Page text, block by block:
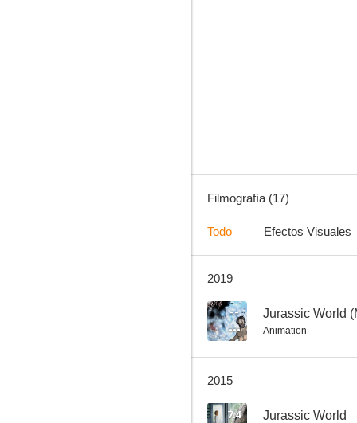
6.8
Filmografía (17)
Todo Efectos Visuales
2019
-- Jurassic World
Animation
2015
7.4 Jurassic World